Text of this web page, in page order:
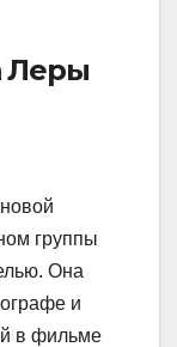
Леры
группы
Она
и
в фильме